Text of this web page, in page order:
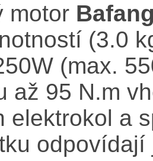
motor
(3.0
(max.
až 95 N.m
elektrokol a
odpovídají